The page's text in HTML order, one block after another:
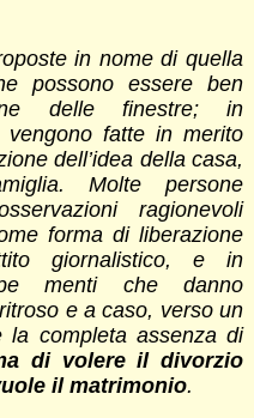
in nome di quella
possono essere ben
delle finestre; in
vengono fatte in merito
dell’idea della casa,
Molte persone
ragionevoli
forma di liberazione
giornalistico, e in
menti che danno
e a caso, verso un
la completa assenza di
di volere il divorzio
il matrimonio.